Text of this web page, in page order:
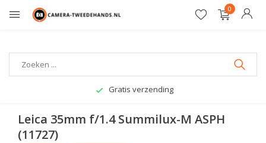
0
Gratis verzending
Leica 35mm f/1.4 Summilux-M ASPH
(11727)